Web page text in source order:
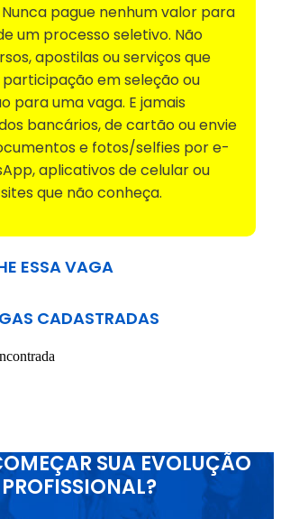
Nunca pague nenhum valor para
um processo seletivo. Não
apostilas ou serviços que
em seleção ou
para uma vaga. E jamais
bancários, de cartão ou envie
e fotos/selfies por e-
aplicativos de celular ou
que não conheça.
ESSA VAGA
CADASTRADAS
SUA EVOLUÇÃO
PROFISSIONAL?